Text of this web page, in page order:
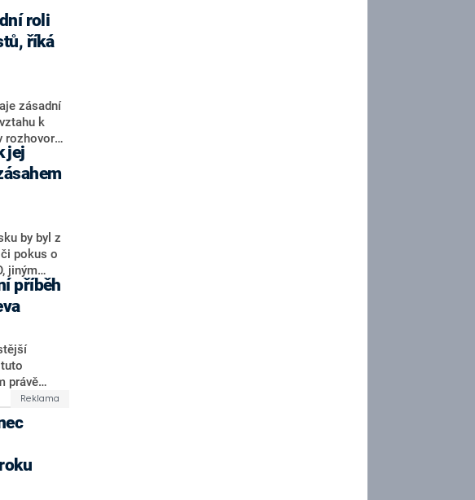
roli
říká
zásadní
k
rozhovoru
fakulty
by byl z
pokus o
jiným
konec
léta
je
Polsko
příběh
právě
může